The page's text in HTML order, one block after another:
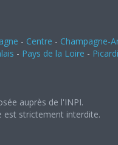
- Centre - Champagne-
- Pays de la Loire -
auprès de l'INPI.
est strictement interdite.